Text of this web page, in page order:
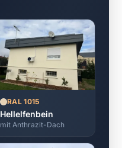
RAL 1015
Hellelfenbein
mit Anthrazit-Dach